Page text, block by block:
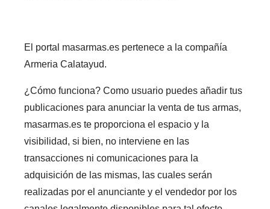
El portal masarmas.es pertenece a la compañía
Armeria Calatayud.
¿Cómo funciona? Como usuario puedes añadir tus
publicaciones para anunciar la venta de tus armas,
masarmas.es te proporciona el espacio y la
visibilidad, si bien, no interviene en las
transacciones ni comunicaciones para la
adquisición de las mismas, las cuales serán
realizadas por el anunciante y el vendedor por los